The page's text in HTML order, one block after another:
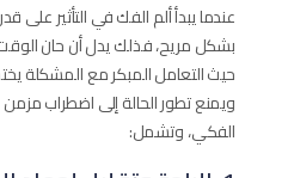
عندما يبدأ ألم الفك في التأثير على
بشكل مريح، فذلك يدل أن حان
حيث التعامل المبكر مع المشكلة
ويمنع تطور الحالة إلى اضطراب
الفكي، وتشمل: